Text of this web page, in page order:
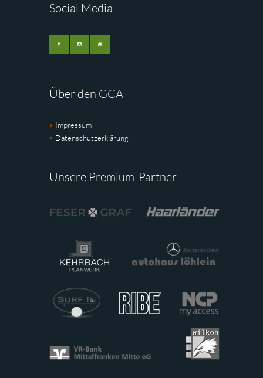
Social Media
Über den GCA
Impressum
Datenschutzerklärung
Unsere Premium-Partner